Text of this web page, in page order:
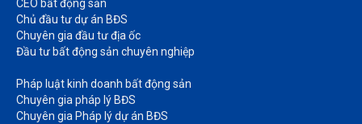
CEO bất động sản
Chủ đầu tư dự án BĐS
Chuyên gia đầu tư địa ốc​
Đầu tư bất động sản chuyên nghiệp
Pháp luật kinh doanh bất động sản​
Chuyên gia pháp lý BĐS
Chuyên gia Pháp lý dự án BĐS